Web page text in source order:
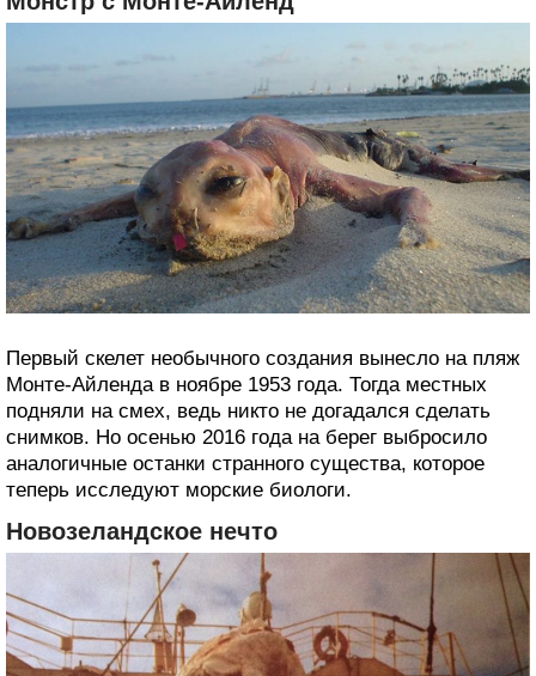
Первый скелет необычного создания вынесло на пляж
Монте-Айленда в ноябре 1953 года. Тогда местных
подняли на смех, ведь никто не догадался сделать
снимков. Но осенью 2016 года на берег выбросило
аналогичные останки странного существа, которое
теперь исследуют морские биологи.
Новозеландское нечто